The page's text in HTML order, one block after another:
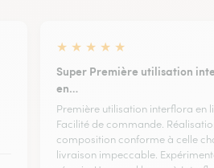
★ ★ ★ ★ ★
Super Première utilisation
en…
Première utilisation interflora en
Facilité de commande.
composition conforme à celle
livraison impeccable.